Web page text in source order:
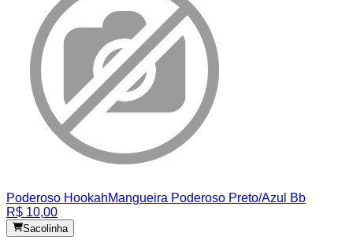
Poderoso HookahMangueira Poderoso Preto/Azul Bb
R$ 10,00
Sacolinha